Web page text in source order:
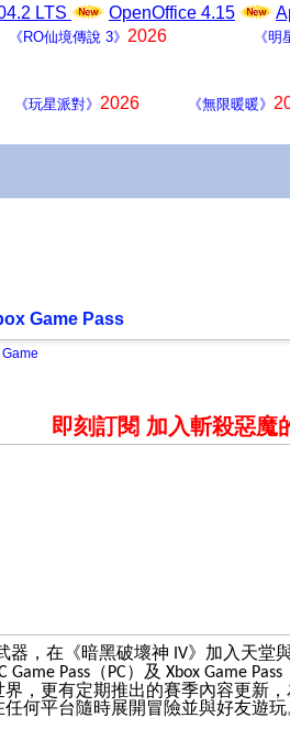
LTS OpenOffice 4.15
《RO仙境傳說 3》 2026 《明
《玩星派對》 2026 《無限暖暖》
Game Pass
即刻訂閱 加入斬殺惡魔
器，在《暗黑破壞神 IV》加入天堂
Game Pass （ PC）及 Xbox Game Pass
，更有定期推出的賽季內容更新
何平台隨時展開冒險並與好友遊玩